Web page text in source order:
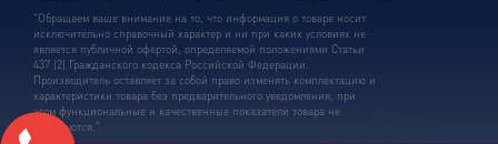
“Обращаем ваше внимание на то, что информация о товаре носит
исключительно справочный характер и ни при каких условиях не
является публичной офертой, определяемой положениями Статьи
437 (2) Гражданского кодекса Российской Федерации.
Производитель оставляет за собой право изменять комплектацию и
характеристики товара без предварительного уведомления, при
этом функциональные и качественные показатели товара не
ухудшаются.”